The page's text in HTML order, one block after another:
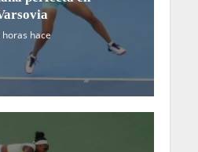
horas hace